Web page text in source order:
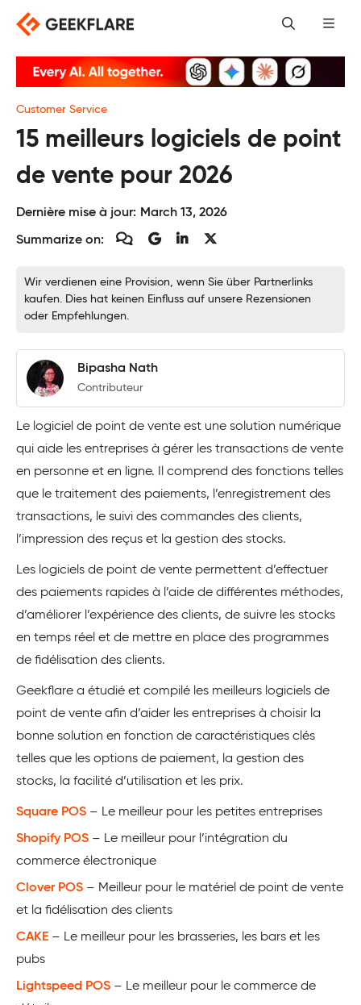
Skip
content
Customer Service
15 meilleurs logiciels de point
de vente pour 2026
Dernière mise à jour: March 13, 2026
Summarize on:
Wir verdienen eine Provision, wenn Sie über Partnerlinks
kaufen. Dies hat keinen Einfluss auf unsere Rezensionen
oder Empfehlungen.
Bipasha Nath
Contributeur
Le logiciel de point de vente est une solution numérique
qui aide les entreprises à gérer les transactions de vente
en personne et en ligne. Il comprend des fonctions telles
que le traitement des paiements, l’enregistrement des
transactions, le suivi des commandes des clients,
l’impression des reçus et la gestion des stocks.
Les logiciels de point de vente permettent d’effectuer
des paiements rapides à l’aide de différentes méthodes,
d’améliorer l’expérience des clients, de suivre les stocks
en temps réel et de mettre en place des programmes
de fidélisation des clients.
Geekflare a étudié et compilé les meilleurs logiciels de
point de vente afin d’aider les entreprises à choisir la
bonne solution en fonction de caractéristiques clés
telles que les options de paiement, la gestion des
stocks, la facilité d’utilisation et les prix.
Square POS – Le meilleur pour les petites entreprises
Shopify POS – Le meilleur pour l’intégration du
commerce électronique
Clover POS – Meilleur pour le matériel de point de vente
et la fidélisation des clients
CAKE – Le meilleur pour les brasseries, les bars et les
pubs
Lightspeed POS – Le meilleur pour le commerce de